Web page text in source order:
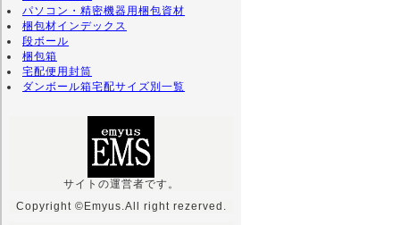
パソコン・精密機器用梱包資材
梱包材インデックス
段ボール
梱包箱
宅配便用封筒
ダンボール箱宅配サイズ別一覧
サイトの運営者です。
Copyright ©Emyus.All right rezerved.